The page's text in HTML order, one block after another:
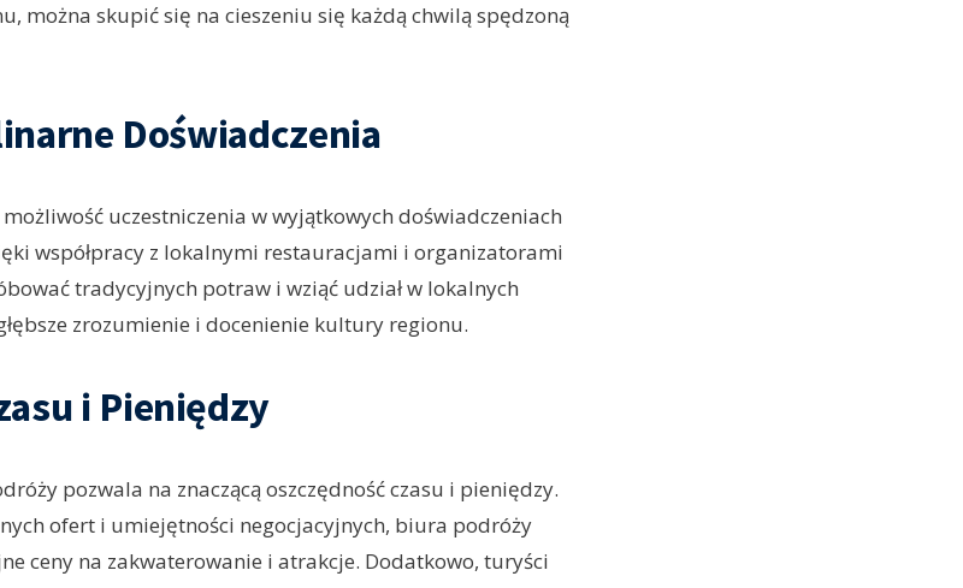
można skupić się na cieszeniu się każdą chwilą spędzoną
Doświadczenia
uczestniczenia w wyjątkowych doświadczeniach
współpracy z lokalnymi restauracjami i organizatorami
tradycyjnych potraw i wziąć udział w lokalnych
zrozumienie i docenienie kultury regionu.
i Pieniędzy
pozwala na znaczącą oszczędność czasu i pieniędzy.
ofert i umiejętności negocjacyjnych, biura podróży
ceny na zakwaterowanie i atrakcje. Dodatkowo, turyści